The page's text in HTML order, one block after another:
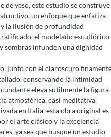
de yeso, este estudio se construye
un enfoque que enfatiza
la ilusión de profundidad
el modelado escultórico
sombras infunden una dignidad
junto con el claroscuro
conservando la intimidad
eleva sutilmente la figura
atmosférica, casi meditativa.
en Italia, esta obra original es
el arte clásico y la excelencia
ya sea que busque un estudio